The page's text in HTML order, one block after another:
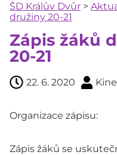
ŠD Králův Dvůr >
družiny 20-21
Zápis žáků
20-21
22. 6. 2020
Organizace zápisu:
Zápis žáků se